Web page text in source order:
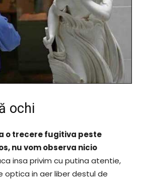
ochi
o trecere fugitiva peste
nu vom observa nicio
insa privim cu putina atentie,
optica in aer liber destul de